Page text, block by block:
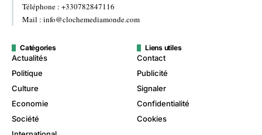
Téléphone : +330782847116
Mail : info@clochemediamonde.com
Catégories
Actualités
Politique
Culture
Economie
Société
Liens utiles
Contact
Publicité
Signaler
Confidentialité
Cookies